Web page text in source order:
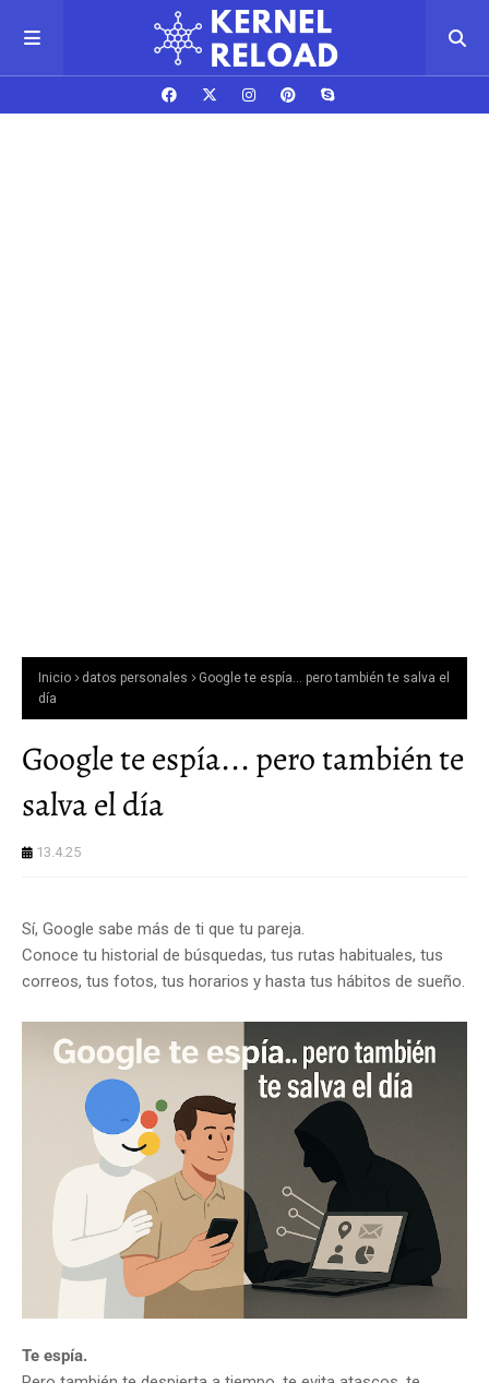
Inicio datos personales
Google te espía... pero también te salva el
día
Google te espía... pero también te
salva el día
13.4.25
Sí, Google sabe más de ti que tu pareja.
Conoce tu historial de búsquedas, tus rutas habituales, tus
correos, tus fotos, tus horarios y hasta tus hábitos de sueño.
Te espía.